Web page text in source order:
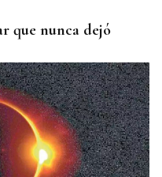
que nunca dejó